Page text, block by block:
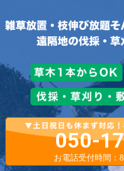
050-
お電話受付時間：